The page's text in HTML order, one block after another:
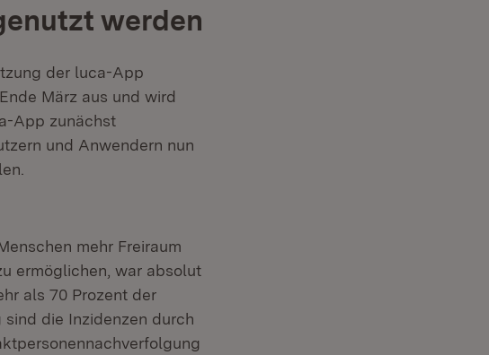
werden
der luca-App
März aus und wird
App zunächst
und Anwendern nun
mehr Freiraum
ermöglichen, war absolut
als 70 Prozent der
die Inzidenzen durch